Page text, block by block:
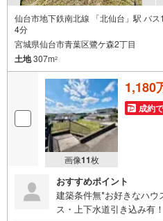
仙台市地下鉄南北線 「北仙台」駅 バ
4分
宮城県仙台市青葉区鷺ケ森2丁目
土地307m2
画像11枚
1,180
成約
おすすめポイント
建築条件無*お好きなハ
ス・上下水道引き込み有